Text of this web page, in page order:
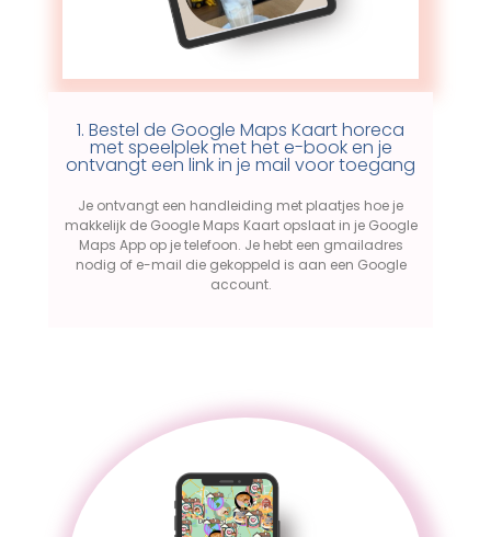
1. Bestel de Google Maps Kaart horeca
met speelplek met het e-book en je
ontvangt een link in je mail voor toegang
Je ontvangt een handleiding met plaatjes hoe je
makkelijk de Google Maps Kaart opslaat in je Google
Maps App op je telefoon. Je hebt een gmailadres
nodig of e-mail die gekoppeld is aan een Google
account.